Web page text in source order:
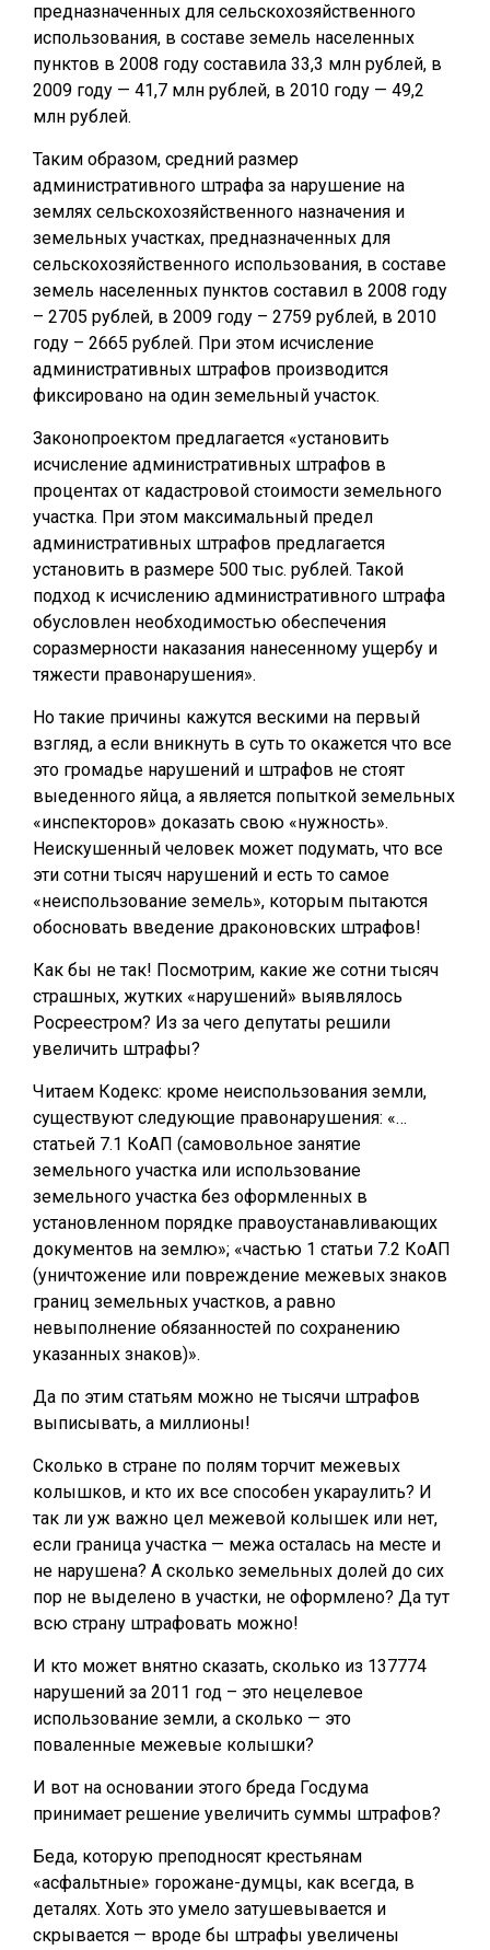
предназначенных для сельскохозяйственного
использования, в составе земель населенных
пунктов в 2008 году составила 33,3 млн рублей, в
2009 году — 41,7 млн рублей, в 2010 году — 49,2
млн рублей.
Таким образом, средний размер
административного штрафа за нарушение на
землях сельскохозяйственного назначения и
земельных участках, предназначенных для
сельскохозяйственного использования, в составе
земель населенных пунктов составил в 2008 году
– 2705 рублей, в 2009 году – 2759 рублей, в 2010
году – 2665 рублей. При этом исчисление
административных штрафов производится
фиксировано на один земельный участок.
Законопроектом предлагается «установить
исчисление административных штрафов в
процентах от кадастровой стоимости земельного
участка. При этом максимальный предел
административных штрафов предлагается
установить в размере 500 тыс. рублей. Такой
подход к исчислению административного штрафа
обусловлен необходимостью обеспечения
соразмерности наказания нанесенному ущербу и
тяжести правонарушения».
Но такие причины кажутся вескими на первый
взгляд, а если вникнуть в суть то окажется что все
это громадье нарушений и штрафов не стоят
выеденного яйца, а является попыткой земельных
«инспекторов» доказать свою «нужность».
Неискушенный человек может подумать, что все
эти сотни тысяч нарушений и есть то самое
«неиспользование земель», которым пытаются
обосновать введение драконовских штрафов!
Как бы не так! Посмотрим, какие же сотни тысяч
страшных, жутких «нарушений» выявлялось
Росреестром? Из за чего депутаты решили
увеличить штрафы?
Читаем Кодекс: кроме неиспользования земли,
существуют следующие правонарушения: «…
статьей 7.1 КоАП (самовольное занятие
земельного участка или использование
земельного участка без оформленных в
установленном порядке правоустанавливающих
документов на землю»; «частью 1 статьи 7.2 КоАП
(уничтожение или повреждение межевых знаков
границ земельных участков, а равно
невыполнение обязанностей по сохранению
указанных знаков)».
Да по этим статьям можно не тысячи штрафов
выписывать, а миллионы!
Сколько в стране по полям торчит межевых
колышков, и кто их все способен укараулить? И
так ли уж важно цел межевой колышек или нет,
если граница участка — межа осталась на месте и
не нарушена? А сколько земельных долей до сих
пор не выделено в участки, не оформлено? Да тут
всю страну штрафовать можно!
И кто может внятно сказать, сколько из 137774
нарушений за 2011 год – это нецелевое
использование земли, а сколько — это
поваленные межевые колышки?
И вот на основании этого бреда Госдума
принимает решение увеличить суммы штрафов?
Беда, которую преподносят крестьянам
«асфальтные» горожане-думцы, как всегда, в
деталях. Хоть это умело затушевывается и
скрывается — вроде бы штрафы увеличены